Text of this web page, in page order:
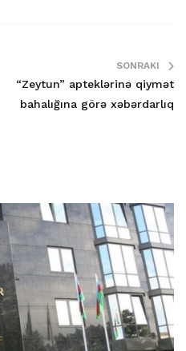
SONRAKI
“Zeytun” apteklərinə qiymət
bahalığına görə xəbərdarlıq